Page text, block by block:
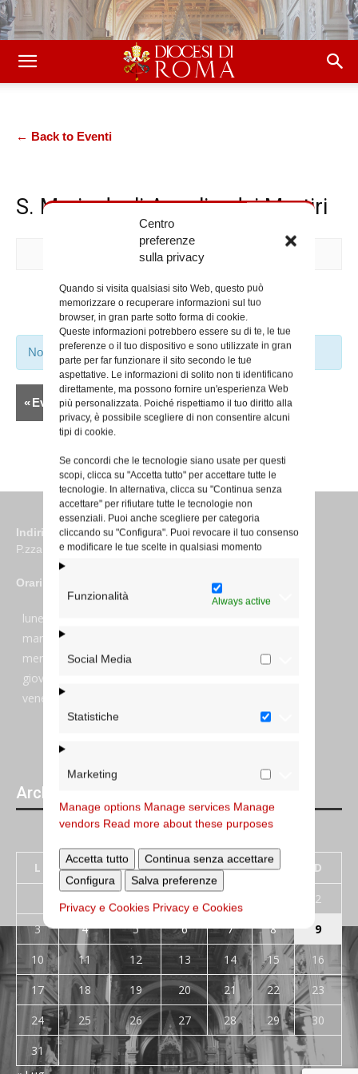
Centro
preferenze
sulla privacy
Quando si visita qualsiasi sito Web, questo può
memorizzare o recuperare informazioni sul tuo
browser, in gran parte sotto forma di cookie.
Queste informazioni potrebbero essere su di te, le tue
preferenze o il tuo dispositivo e sono utilizzate in gran
parte per far funzionare il sito secondo le tue
aspettative. Le informazioni di solito non ti identificano
direttamente, ma possono fornire un'esperienza Web
più personalizzata. Poiché rispettiamo il tuo diritto alla
privacy, è possibile scegliere di non consentire alcuni
tipi di cookie.
Se concordi che le tecnologie siano usate per questi
scopi, clicca su "Accetta tutto" per accettare tutte le
tecnologie. In alternativa, clicca su "Continua senza
accettare" per rifiutare tutte le tecnologie non
essenziali. Puoi anche scegliere per categoria
cliccando su "Configura". Puoi revocare il tuo consenso
e modificare le tue scelte in qualsiasi momento
Funzionalità Always active
Social Media
Statistiche
Marketing
Manage options Manage services Manage
vendors Read more about these purposes
Accetta tutto
Continua senza accettare
Configura
Salva preferenze
Privacy e Cookies Privacy e Cookies
← Back to Eventi
S. Maria degli Angeli e dei Martiri
Prossimi Eventi
Non sono stati trovati risultati.
Elenco
Navigazione
Eventi
«Eventi precedenti
Indirizzo
P.zza S. Giovanni in Laterano 6 00184 Roma
Orari
lunedi:
martedi:
mercoledi:
7:45–13:15 e 14:00-17:30
giovedi:
venerdi:
Archivi giornalieri degli articoli pubblicati
L M M G V S D
2
3
4 5 6 7 8
9
10
11 12 13 14 15
16
17
18 19 20 21 22
23
24
25 26 27 28 29
30
31